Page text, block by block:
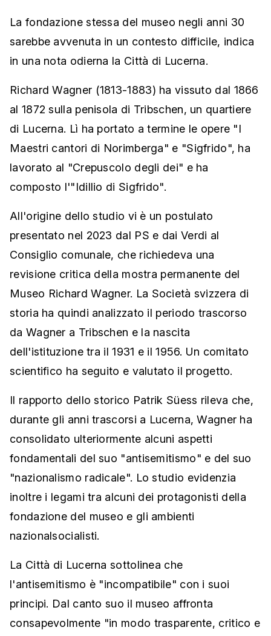
La fondazione stessa del museo negli anni 30
sarebbe avvenuta in un contesto difficile, indica
in una nota odierna la Città di Lucerna.
Richard Wagner (1813-1883) ha vissuto dal 1866
al 1872 sulla penisola di Tribschen, un quartiere
di Lucerna. Lì ha portato a termine le opere "I
Maestri cantori di Norimberga" e "Sigfrido", ha
lavorato al "Crepuscolo degli dei" e ha
composto l'"Idillio di Sigfrido".
All'origine dello studio vi è un postulato
presentato nel 2023 dal PS e dai Verdi al
Consiglio comunale, che richiedeva una
revisione critica della mostra permanente del
Museo Richard Wagner. La Società svizzera di
storia ha quindi analizzato il periodo trascorso
da Wagner a Tribschen e la nascita
dell'istituzione tra il 1931 e il 1956. Un comitato
scientifico ha seguito e valutato il progetto.
Il rapporto dello storico Patrik Süess rileva che,
durante gli anni trascorsi a Lucerna, Wagner ha
consolidato ulteriormente alcuni aspetti
fondamentali del suo "antisemitismo" e del suo
"nazionalismo radicale". Lo studio evidenzia
inoltre i legami tra alcuni dei protagonisti della
fondazione del museo e gli ambienti
nazionalsocialisti.
La Città di Lucerna sottolinea che
l'antisemitismo è "incompatibile" con i suoi
principi. Dal canto suo il museo affronta
consapevolmente "in modo trasparente, critico e